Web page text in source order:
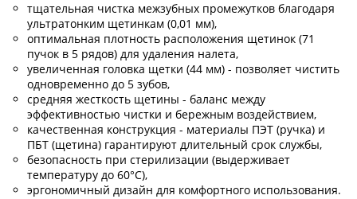
тщательная чистка межзубных промежутков благодаря
ультратонким щетинкам (0,01 мм),
оптимальная плотность расположения щетинок (71
пучок в 5 рядов) для удаления налета,
увеличенная головка щетки (44 мм) - позволяет чистить
одновременно до 5 зубов,
средняя жесткость щетины - баланс между
эффективностью чистки и бережным воздействием,
качественная конструкция - материалы ПЭТ (ручка) и
ПБТ (щетина) гарантируют длительный срок службы,
безопасность при стерилизации (выдерживает
температуру до 60°C),
эргономичный дизайн для комфортного использования.